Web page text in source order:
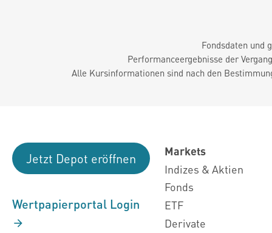
Fondsdaten und
Performanceergebnisse der
Alle Kursinformationen sind nach den
Jetzt Depot eröffnen
Wertpapierportal Login
Markets
Indizes & Aktien
Fonds
ETF
Derivate